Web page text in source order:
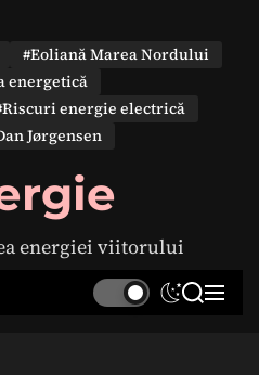
#Eoliană Marea Nordului
energetică
energie electrică
Jørgensen
energiei viitorului
S
S M